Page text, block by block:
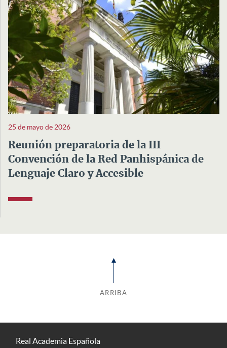
25 de mayo de 2026
Reunión preparatoria de la III
Convención de la Red Panhispánica de
Lenguaje Claro y Accesible
ARRIBA
Real Academia Española